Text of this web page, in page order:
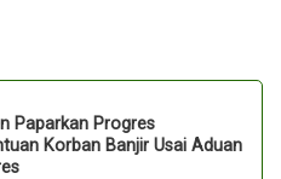
Paparkan Progres
Korban Banjir Usai Aduan